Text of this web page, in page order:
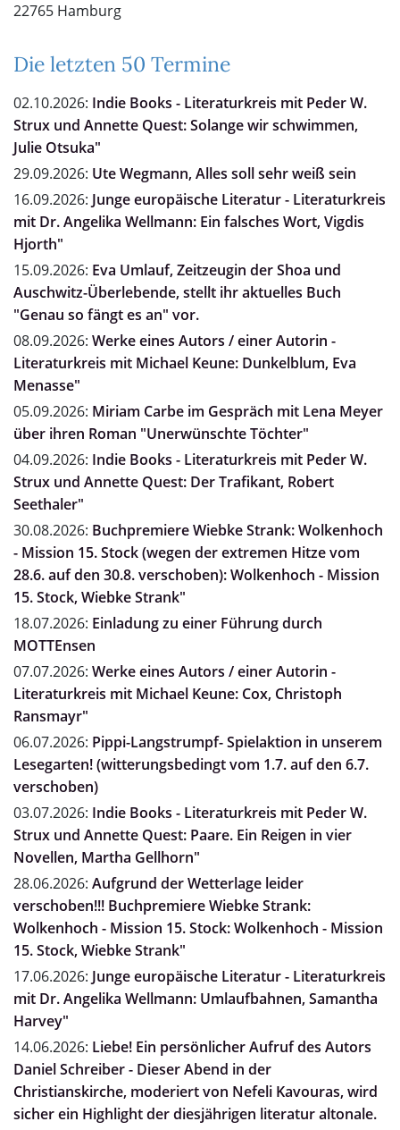
22765 Hamburg
Die letzten 50 Termine
02.10.2026: Indie Books - Literaturkreis mit Peder W.
Strux und Annette Quest: Solange wir schwimmen,
Julie Otsuka"
29.09.2026: Ute Wegmann, Alles soll sehr weiß sein
16.09.2026: Junge europäische Literatur - Literaturkreis
mit Dr. Angelika Wellmann: Ein falsches Wort, Vigdis
Hjorth"
15.09.2026: Eva Umlauf, Zeitzeugin der Shoa und
Auschwitz-Überlebende, stellt ihr aktuelles Buch
"Genau so fängt es an" vor.
08.09.2026: Werke eines Autors / einer Autorin -
Literaturkreis mit Michael Keune: Dunkelblum, Eva
Menasse"
05.09.2026: Miriam Carbe im Gespräch mit Lena Meyer
über ihren Roman "Unerwünschte Töchter"
04.09.2026: Indie Books - Literaturkreis mit Peder W.
Strux und Annette Quest: Der Trafikant, Robert
Seethaler"
30.08.2026: Buchpremiere Wiebke Strank: Wolkenhoch
- Mission 15. Stock (wegen der extremen Hitze vom
28.6. auf den 30.8. verschoben): Wolkenhoch - Mission
15. Stock, Wiebke Strank"
18.07.2026: Einladung zu einer Führung durch
MOTTEnsen
07.07.2026: Werke eines Autors / einer Autorin -
Literaturkreis mit Michael Keune: Cox, Christoph
Ransmayr"
06.07.2026: Pippi-Langstrumpf- Spielaktion in unserem
Lesegarten! (witterungsbedingt vom 1.7. auf den 6.7.
verschoben)
03.07.2026: Indie Books - Literaturkreis mit Peder W.
Strux und Annette Quest: Paare. Ein Reigen in vier
Novellen, Martha Gellhorn"
28.06.2026: Aufgrund der Wetterlage leider
verschoben!!! Buchpremiere Wiebke Strank:
Wolkenhoch - Mission 15. Stock: Wolkenhoch - Mission
15. Stock, Wiebke Strank"
17.06.2026: Junge europäische Literatur - Literaturkreis
mit Dr. Angelika Wellmann: Umlaufbahnen, Samantha
Harvey"
14.06.2026: Liebe! Ein persönlicher Aufruf des Autors
Daniel Schreiber - Dieser Abend in der
Christianskirche, moderiert von Nefeli Kavouras, wird
sicher ein Highlight der diesjährigen literatur altonale.